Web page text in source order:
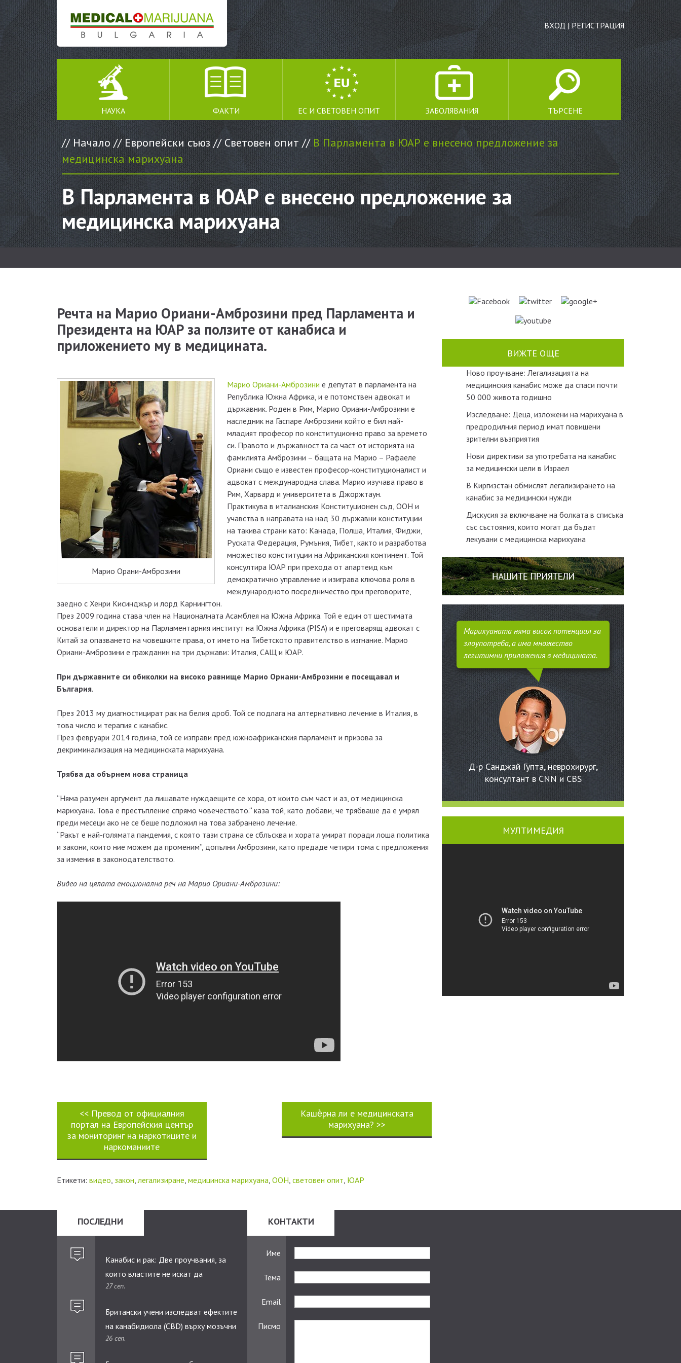
ВХОД | РЕГИСТРАЦИЯ
SKIP TO CONTENT
НАУКА ФАКТИ ЕС И СВЕТОВЕН ОПИТ ЗАБОЛЯВАНИЯ ТЪРСЕНЕ
ТЪРСЕНЕ
// Начало // Европейски съюз // Световен опит // В Парламента в ЮАР е внесено предложение за
медицинска марихуана
В Парламента в ЮАР е внесено предложение за
медицинска марихуана
Речта на Марио Ориани-Амброзини пред Парламента и
Президента на ЮАР за ползите от канабиса и
приложението му в медицината.
Марио Орани-Амброзини
Марио Ориани-Амброзини е депутат в парламента на
Република Южна Африка, и е потомствен адвокат и
държавник. Роден в Рим, Марио Ориани-Амброзини е
наследник на Гаспаре Амброзини който е бил най-
младият професор по конституционно право за времето
си. Правото и държавността са част от историята на
фамилията Амброзини – бащата на Марио – Рафаеле
Ориани също е известен професор-конституционалист и
адвокат с международна слава. Марио изучава право в
Рим, Харвард и университета в Джоржтаун.
Практикува в италианския Конституционен съд, ООН и
учавства в направата на над 30 държавни конституции
на такива страни като: Канада, Полша, Италия, Фиджи,
Руската Федерация, Румъния, Тибет, както и разработва
множество конституции на Африканския континент. Той
консултира ЮАР при прехода от апартеид към
демократично управление и изиграва ключова роля в
международното посредничество при преговорите,
заедно с Хенри Кисинджър и лорд Карнингтон.
През 2009 година става член на Националната Асамблея на Южна Африка. Той е един от шестимата
основатели и директор на Парламентарния институт на Южна Африка (PISA) и е преговарящ адвокат с
Китай за опазването на човешките права, от името на Тибетското правителство в изгнание. Марио
Ориани-Амброзини е гражданин на три държави: Италия, САЩ и ЮАР.
При държавните си обиколки на високо равнище Марио Ориани-Амброзини е посещавал и
България.
През 2013 му диагностицират рак на белия дроб. Той се подлага на алтернативно лечение в Италия, в
това число и терапия с канабис.
През февруари 2014 година, той се изправи пред южноафриканския парламент и призова за
декриминализация на медицинската марихуана.
Трябва да обърнем нова страница
“Няма разумен аргумент да лишавате нуждаещите се хора, от които съм част и аз, от медицинска
марихуана. Това е престъпление спрямо човечеството.“ каза той, като добави, че трябваше да е умрял
преди месеци ако не се беше подложил на това забранено лечение.
“Ракът е най-голямата пандемия, с която тази страна се сблъсква и хората умират поради лоша политика
и закони, които ние можем да променим”, допълни Амброзини, като предаде четири тома с предложения
за измения в законодателството.
Видео на цялата емоционална реч на Марио Ориани-Амброзини:
<<Превод от официалния
портал на Европейския център
за мониторинг на наркотиците и
наркоманиите
Кашѐрна ли е медицинската
марихуана? >>
Етикети: видео, закон,легализиране, медицинска марихуана, ООН, световен опит, ЮАР
ВИЖТЕ ОЩЕ
Ново проучване: Легализацията на
медицинския канабис може да спаси почти
50 000 живота годишно
Изследване: Деца, изложени на марихуана в
предродилния период имат повишени
зрителни възприятия
Нови директиви за употребата на канабис
за медицински цели в Израел
В Киргизстан обмислят легализирането на
канабис за медицински нужди
Дискусия за включване на болката в списъка
със състояния, които могат да бъдат
лекувани с медицинска марихуана
Марихуаната няма висок потенциал за
злоупотреба, а има множество
легитимни приложения в медицината.
Д-р Санджай Гупта, неврохирург,
консултант в CNN и CBS
МУЛТИМЕДИЯ
ПОСЛЕДНИ
Канабис и рак: Две проучвания, за
които властите не искат да
научавате.
27 сеп.
Британски учени изследват ефектите
на канабидиолa (CBD) върху мозъчни
тумори при деца
26 сеп.
КОНТАКТИ
Име
Тема
Email
Писмо